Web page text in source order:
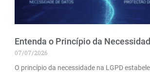
Entenda o Princípio da
07/07/2026
O princípio da necessidade na LGPD